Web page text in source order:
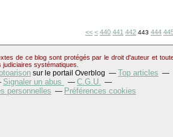
<< < 400
410
420
430
440 441 442 443 444
de ce blog sont protégés par le droit d'auteur et
systématiques.
sur le portail Overblog
Top articles
Signaler un abus
C.G.U.
personnelles
Préférences cookies